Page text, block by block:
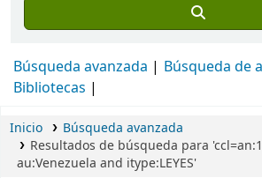
Búsqueda avanzada
Búsqueda de
Bibliotecas
Inicio
Búsqueda avanzada
Resultados de búsqueda para
au:Venezuela and itype:LEYES'